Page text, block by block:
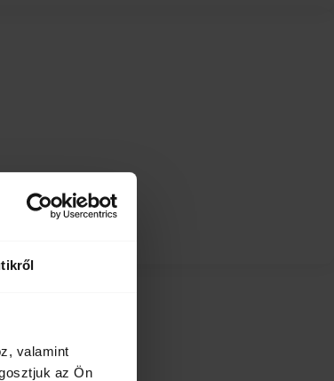
valamint
az Ön